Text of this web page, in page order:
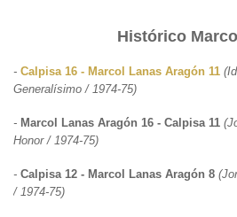
Histórico
- Calpisa 16 - Marcol Lanas Aragón 11
Generalísimo / 1974-75)
- Marcol Lanas Aragón 16 - Calpisa 11
Honor / 1974-75)
- Calpisa 12 - Marcol Lanas Aragón 8
/ 1974-75)